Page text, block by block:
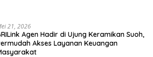
21, 2026
Agen Hadir di Ujung Keramikan Suoh,
Akses Layanan Keuangan